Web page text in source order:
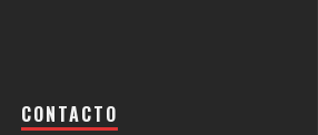
CONTACTO